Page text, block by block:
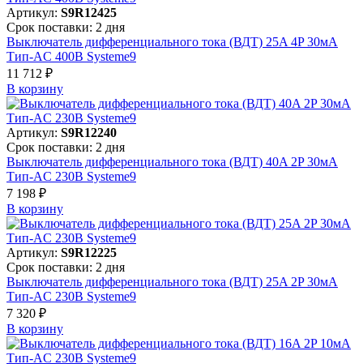
Артикул: S9R12425
Срок поставки: 2 дня
Выключатель дифференциального тока (ВДТ) 25A 4P 30мА
Тип-AC 400В Systeme9
11 712 ₽
В корзинy
Артикул: S9R12240
Срок поставки: 2 дня
Выключатель дифференциального тока (ВДТ) 40A 2P 30мА
Тип-AC 230В Systeme9
7 198 ₽
В корзинy
Артикул: S9R12225
Срок поставки: 2 дня
Выключатель дифференциального тока (ВДТ) 25A 2P 30мА
Тип-AC 230В Systeme9
7 320 ₽
В корзинy